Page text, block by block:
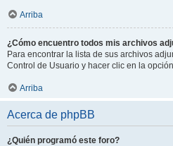
Arriba
¿Cómo encuentro todos mis archivos
Para encontrar la lista de sus archivos
Control de Usuario y hacer clic en la
Arriba
Acerca de phpBB
¿Quién programó este foro?